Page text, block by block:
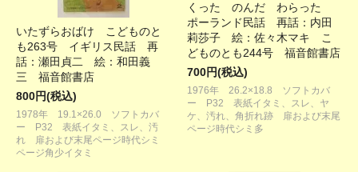
いたずらおばけ こどものと
も263号 イギリス民話 再
話：瀬田貞二 絵：和田義
三 福音館書店
800円(税込)
1978年 19.1×26.0 ソフトカバ
ー P32 表紙イタミ、スレ、汚
れ 扉および末尾ページ時代シミ
ページ角少イタミ
くった のんだ わらった
ポーランド民話 再話：内田
莉莎子 絵：佐々木マキ こ
どものとも244号 福音館書店
700円(税込)
1976年 26.2×18.8 ソフトカバ
ー P32 表紙イタミ、スレ、ヤ
ケ、汚れ、角折れ跡 扉および末尾
ページ時代シミ多